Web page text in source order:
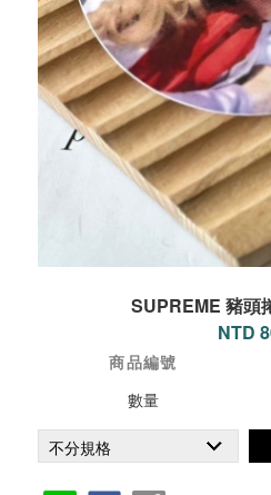
SUPREME 豬頭
NTD
商品編號
數量